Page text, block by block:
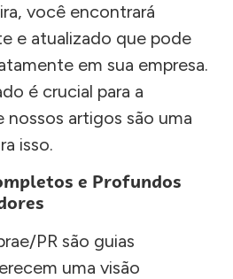
você encontrará
e atualizado que pode
em sua empresa.
é crucial para a
artigos são uma
isso.
e Profundos
PR são guias
uma visão